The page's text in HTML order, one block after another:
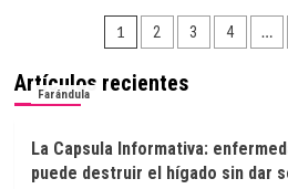
verano
capsula
Informativa:
es
para
compartir
Paginación
de
1 2 3 4 …
Artículos recientes
Farándula
La Capsula Informativa:
puede destruir el hígado sin dar